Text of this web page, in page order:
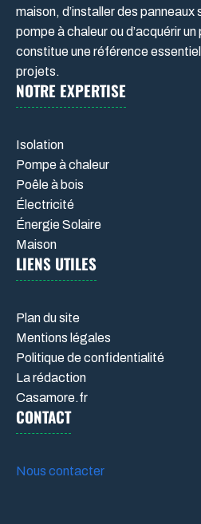
maison, d’installer des panneaux
pompe à chaleur ou d’acquérir
constitue une référence
projets.
NOTRE EXPERTISE
Isolation
Pompe à chaleur
Poêle à bois
Électricité
Énergie Solaire
Maison
LIENS UTILES
Plan du site
Mentions légales
Politique de confidentialité
La rédaction
Casamore.fr
CONTACT
Nous contacter